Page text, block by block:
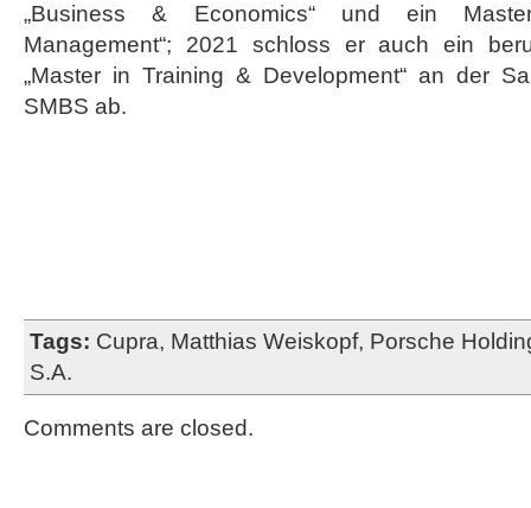
„Business & Economics“ und ein
Management“; 2021 schloss er auch ein
„Master in Training & Development“ an der
SMBS ab.
Tags: Cupra, Matthias Weiskopf, Porsche
S.A.
Comments are closed.